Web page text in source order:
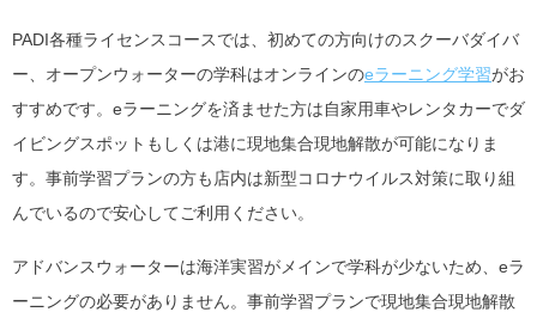
PADI各種ライセンスコースでは、初めての方向けのスクーバダイバ
ー、オープンウォーターの学科はオンラインのeラーニング学習がお
すすめです。eラーニングを済ませた方は自家用車やレンタカーでダ
イビングスポットもしくは港に現地集合現地解散が可能になりま
す。事前学習プランの方も店内は新型コロナウイルス対策に取り組
んでいるので安心してご利用ください。
アドバンスウォーターは海洋実習がメインで学科が少ないため、eラ
ーニングの必要がありません。事前学習プランで現地集合現地解散